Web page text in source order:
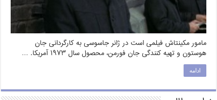
مامور مکینتاش فیلمی است در ژانر جاسوسی به کارگردانی جان
هوستون و تهیه کنندگی جان فورمن، محصول سال ۱۹۷۳ آمریکا. …
ادامه